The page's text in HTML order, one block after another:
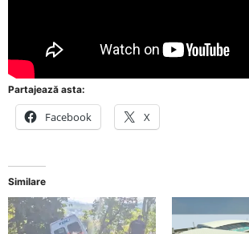
Partajează asta:
Facebook X
Similare